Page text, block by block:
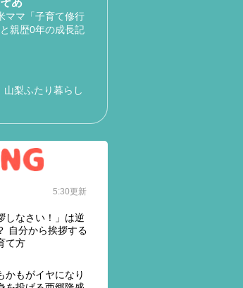
ママ「子育て修行
親歴0年の成長記
山梨ふたり暮らし
5:30更新
しなさい！」は逆
自分から挨拶する
て方
かもがイヤになり